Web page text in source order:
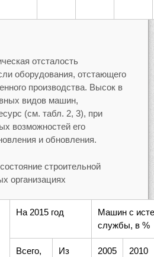
отсталость
оборудования, отстающего
производства. Высок в
видов машин,
(см. табл. 2, 3), при
возможностей его
и обновления.
строительной
организациях
На 2015 год
Машин с
службы, в %
Всего,
Из
2005 2010